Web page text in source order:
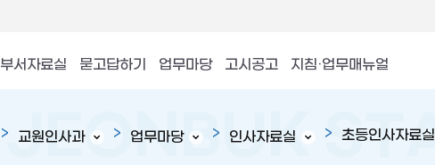
부서자료실 묻고답하기 업무마당 고시공고 지침·업무매뉴얼
교원인사과 업무마당 인사자료실 초등인사자료실